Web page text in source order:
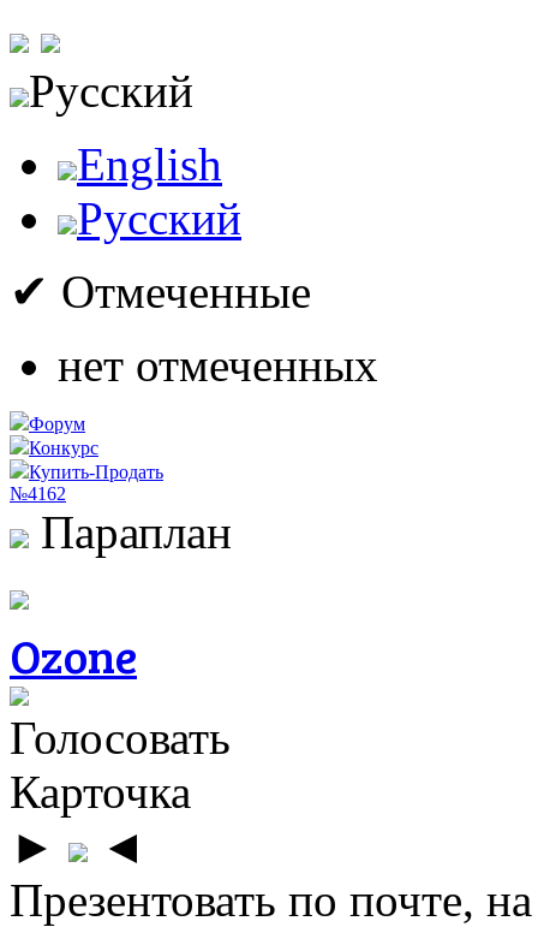
Русский
English
Русский
✔ Отмеченные
нет отмеченных
Форум
Конкурс
Купить-Продать
№4162
Параплан
Ozone
Голосовать
Карточка
►
◄
Презентовать по почте,